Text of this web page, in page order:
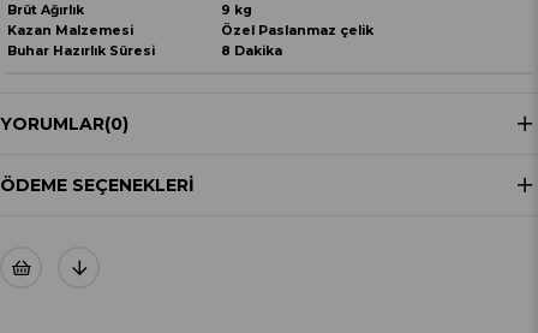
Brüt Ağırlık
9 kg
Kazan Malzemesi
Özel Paslanmaz çelik
Buhar Hazırlık Süresi
8 Dakika
YORUMLAR(0)
ÖDEME SEÇENEKLERI